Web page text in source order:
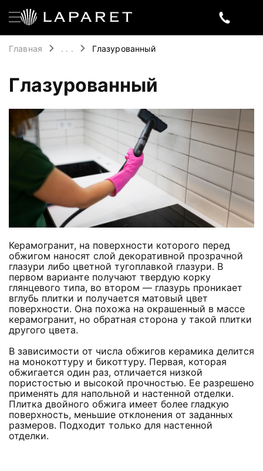
Главная . . . Глазурованный
Глазурованный
Керамогранит, на поверхности которого перед
обжигом наносят слой декоративной прозрачной
глазури либо цветной тугоплавкой глазури. В
первом варианте получают твердую корку
глянцевого типа, во втором — глазурь проникает
вглубь плитки и получается матовый цвет
поверхности. Она похожа на окрашенный в массе
керамогранит, но обратная сторона у такой плитки
другого цвета.
В зависимости от числа обжигов керамика делится
на монокоттуру и бикоттуру. Первая, которая
обжигается один раз, отличается низкой
пористостью и высокой прочностью. Ее разрешено
применять для напольной и настенной отделки.
Плитка двойного обжига имеет более гладкую
поверхность, меньшие отклонения от заданных
размеров. Подходит только для настенной
отделки.